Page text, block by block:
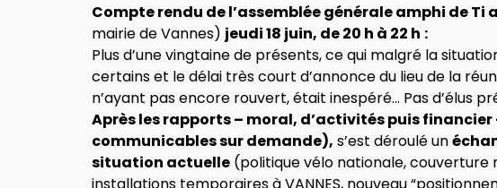
Compte rendu de l’assemblée généraleamphi de Ti
mairie de Vannes) jeudi18 juin, de 20 h à 22 h :
Plus d’une vingtaine de présents, ce qui malgré la
certains et le délai très court d’annonce du lieu de la
n’ayant pas encore rouvert, était inespéré… Pas d’élus
Après les rapports – moral, d’activités puis
communicables sur demande), s’est déroulé un
situation actuelle (politique vélo nationale, couverture
installations temporaires à VANNES, nouveau